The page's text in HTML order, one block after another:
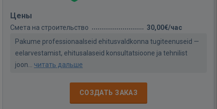
Цены
Смета на строительство
30,00€/час
Pakume professionaalseid ehitusvaldkonna tugiteenuseid —
eelarvestamist, ehitusalaseid konsultatsioone ja tehnilist
joon... читать дальше
СОЗДАТЬ ЗАКАЗ